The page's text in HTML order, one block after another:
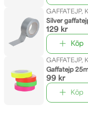
GAFFATEJP,
Silver
129 kr
Köp
GAFFATEJP,
Gaffatejp
99 kr
Köp